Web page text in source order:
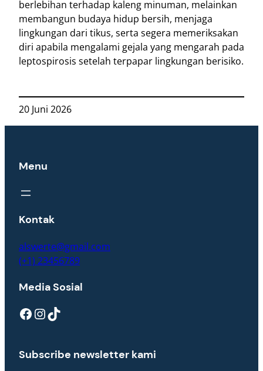
berlebihan terhadap kaleng minuman, melainkan
membangun budaya hidup bersih, menjaga
lingkungan dari tikus, serta segera memeriksakan
diri apabila mengalami gejala yang mengarah pada
leptospirosis setelah terpapar lingkungan berisiko.
20 Juni 2026
Menu
Kontak
alswerte@gmail.com
(+1) 23456789
Media Sosial
Facebook InstagramTikTok
Subscribe newsletter kami